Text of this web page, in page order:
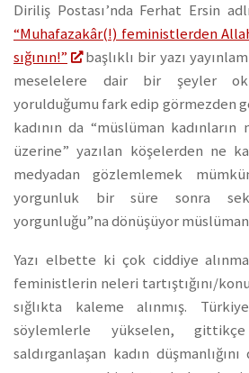
Diriliş Postası’nda Ferhat Ersin
“Muhafazakâr(!) feministlerden
sığının!”
başlıklı bir yazı
meselelere dair bir şeyler
yorulduğumu fark edip görmezden
kadının da “müslüman kadınların
üzerine” yazılan köşelerden ne
medyadan gözlemlemek
yorgunluk bir süre sonra
yorgunluğu”na dönüşüyor
Yazı elbette ki çok ciddiye
feministlerin neleri tartıştığını/
sığlıkta kaleme alınmış.
söylemlerle yükselen,
saldırganlaşan kadın